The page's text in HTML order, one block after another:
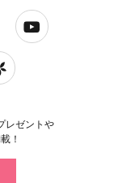
レゼントや
！